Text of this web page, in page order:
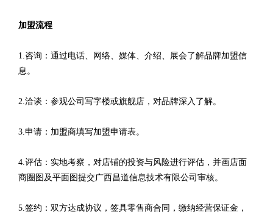
加盟流程
1.咨询：通过电话、网络、媒体、介绍、展会了解品牌加盟信
息。
2.洽谈：参观公司写字楼或旗舰店，对品牌深入了解。
3.申请：加盟商填写加盟申请表。
4.评估：实地考察，对店铺的投资与风险进行评估，并画店面
商圈图及平面图提交广西昌道信息技术有限公司审核。
5.签约：双方达成协议，签具零售商合同，缴纳经营保证金，